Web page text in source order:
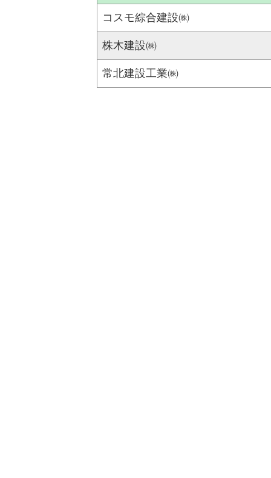
コスモ綜合建設㈱
株木建設㈱
常北建設工業㈱